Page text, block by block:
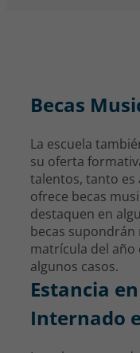
Becas
La escuela
su oferta
talentos, tanto es
ofrece becas
destaquen en
becas supondrán
matrícula del año
algunos casos.
Estancia
Internado